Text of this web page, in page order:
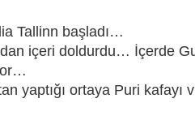
Tallinn başladı…
içeri doldurdu… İçerde
yaptığı ortaya Puri